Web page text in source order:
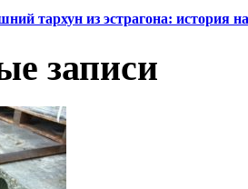
тархун из эстрагона: история
записи